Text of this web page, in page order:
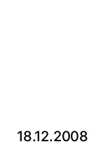
18.12.2008